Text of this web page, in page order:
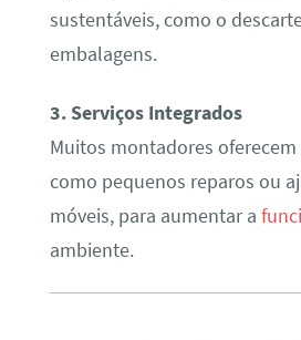
sustentáveis, como o
embalagens.
3. Serviços Integrados
Muitos montadores oferecem
como pequenos reparos ou
móveis, para aumentar a
ambiente.